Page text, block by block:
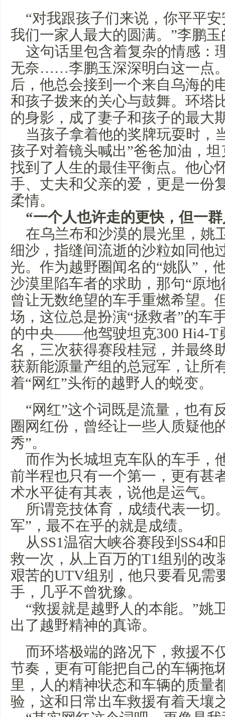
“对我跟孩子们来说，你平平
我们一家人最大的圆满。”李鹏
这句话里包含着复杂的情感：
无奈……李鹏玉深深明白这一点
后，他总会接到一个来自乌海的
和孩子拨来的关心与鼓舞。环塔
的身影，成了妻子和孩子的最大
当孩子拿着他的奖牌玩耍时，
孩子对着镜头喊出”爸爸加油，
找到了人生的最佳平衡点。他心
手、丈夫和父亲的爱，更是一份
柔情。
“一个人也许走的更快，但一
在乌兰布和沙漠的晨光里，姚
细沙，指缝间流逝的沙粒如同他
光。作为越野圈闻名的“姚队”，
沙漠里陷车者的求助，那句“原
曾让无数绝望的车手重燃希望。
场，这位总是扮演“拯救者”的车
的中央——他驾驶坦克300 Hi4-T
名，三次获得赛段桂冠，并最终
获新能源量产组的总冠军，让所
着“网红”头衔的越野人的蜕变。
“网红”这个词既是流量，也有
圈网红份，曾经让一些人质疑他
秀”。
而作为长城坦克车队的车手，
前半程也只有一个第一，更有甚
术水平徒有其表，说他是运气。
所谓竞技体育，成绩代表一切
军”，最不在乎的就是成绩。
从SS1温宿大峡谷赛段到SS4
救一次，从上百万的T1组别的改
艰苦的UTV组别，他只要看见需
手，几乎不曾犹豫。
“救援就是越野人的本能。”姚
出了越野精神的真谛。
而环塔极端的路况下，救援不
节奏，更有可能把自己的车辆拖
里，人的精神状态和车辆的质量
验，这和日常出车救援有着天壤